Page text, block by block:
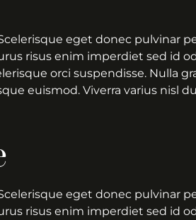
eget donec pulvinar
risus enim imperdiet sed id
orci suspendisse. Nulla
euismod. Viverra varius nisl
eget donec pulvinar
risus enim imperdiet sed id